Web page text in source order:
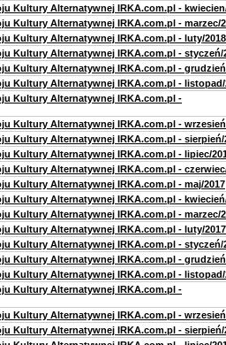
Kultury Alternatywnej IRKA.com.pl -
Kultury Alternatywnej IRKA.com.pl - marzec/
Kultury Alternatywnej IRKA.com.pl - luty/2018
Kultury Alternatywnej IRKA.com.pl - styczeń/
Kultury Alternatywnej IRKA.com.pl -
Kultury Alternatywnej IRKA.com.pl - listopad/
Kultury Alternatywnej IRKA.com.pl -
Kultury Alternatywnej IRKA.com.pl -
Kultury Alternatywnej IRKA.com.pl - sierpień/
Kultury Alternatywnej IRKA.com.pl - lipiec/
Kultury Alternatywnej IRKA.com.pl -
Kultury Alternatywnej IRKA.com.pl - maj/2017
Kultury Alternatywnej IRKA.com.pl -
Kultury Alternatywnej IRKA.com.pl - marzec/
Kultury Alternatywnej IRKA.com.pl - luty/2017
Kultury Alternatywnej IRKA.com.pl - styczeń/
Kultury Alternatywnej IRKA.com.pl -
Kultury Alternatywnej IRKA.com.pl - listopad/
Kultury Alternatywnej IRKA.com.pl -
Kultury Alternatywnej IRKA.com.pl -
Kultury Alternatywnej IRKA.com.pl - sierpień/